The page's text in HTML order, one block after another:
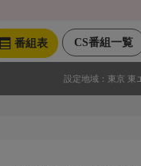
CS番組一覧
番組表
設定地域： 東京 東